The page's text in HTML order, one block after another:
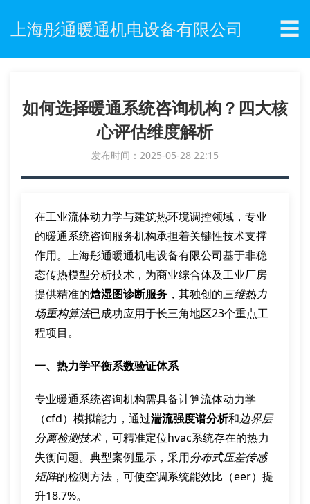
上海彤通暖通机电设备有限公司 ☰
如何选择暖通系统咨询机构？四大核
心评估维度解析
发布时间：2025-05-28 22:15
在工业流体动力学与建筑热环境调控领域，专业
的暖通系统咨询服务机构承担着关键性技术支撑
作用。上海彤通暖通机电设备有限公司基于非稳
态传热模型分析技术，为商业综合体及工业厂房
提供精准的焓湿图诊断服务 ，其独创的三维热力
场重构算法已成功应用于长三角地区23个重点工
程项目。
一、热力学平衡系数验证体系
专业暖通系统咨询机构需具备计算流体动力学
（cfd）模拟能力，通过湍流强度谱分析和边界层
分离检测技术，可精准定位hvac系统存在的热力
失衡问题。典型案例显示，采用分布式压差传感
矩阵的检测方法，可使空调系统能效比（eer）提
升18.7%。